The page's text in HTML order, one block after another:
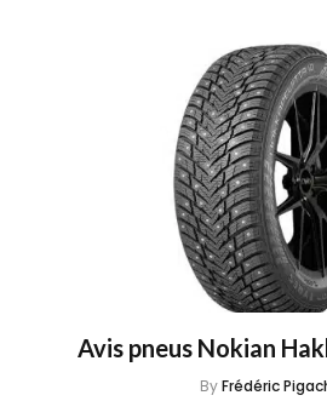
Avis pneus Nokian
ByFrédéric